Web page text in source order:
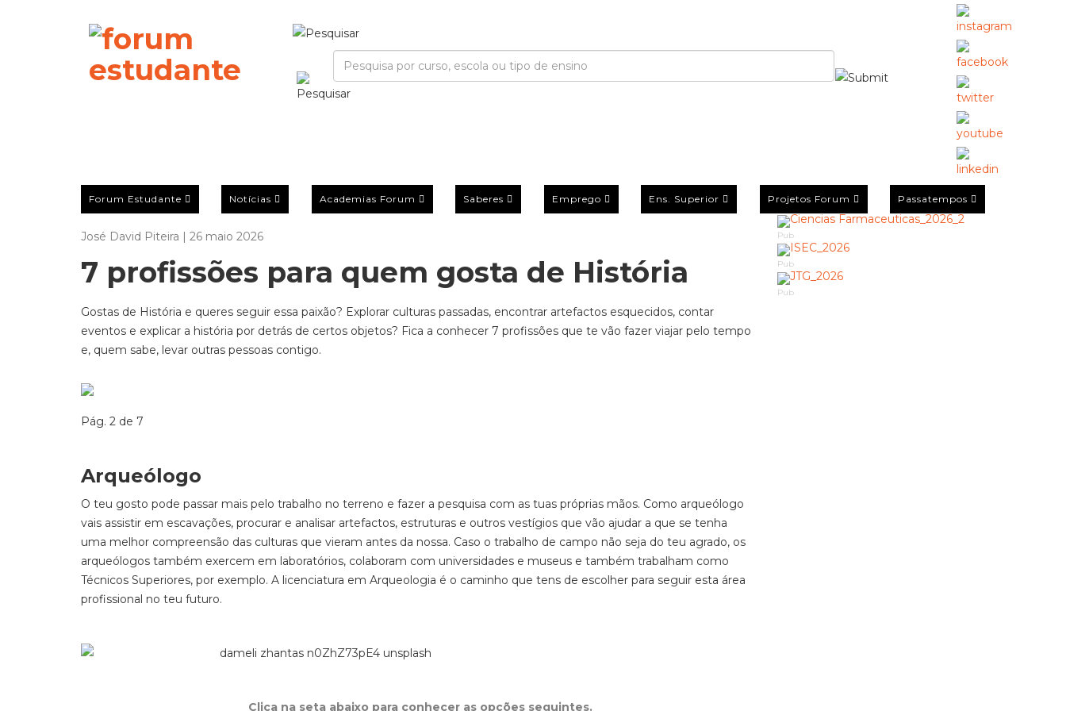
Forum Estudante Notícias Academias Forum Saberes Emprego Ens. Superior Projetos Forum Passatempos
José David Piteira | 26 maio 2026
7 profissões para quem gosta de História
Gostas de História e queres seguir essa paixão? Explorar culturas passadas, encontrar artefactos esquecidos, contar
eventos e explicar a história por detrás de certos objetos? Fica a conhecer 7 profissões que te vão fazer viajar pelo tempo
e, quem sabe, levar outras pessoas contigo.
Pág. 2 de 7
Arqueólogo
O teu gosto pode passar mais pelo trabalho no terreno e fazer a pesquisa com as tuas próprias mãos. Como arqueólogo
vais assistir em escavações, procurar e analisar artefactos, estruturas e outros vestígios que vão ajudar a que se tenha
uma melhor compreensão das culturas que vieram antes da nossa. Caso o trabalho de campo não seja do teu agrado, os
arqueólogos também exercem em laboratórios, colaboram com universidades e museus e também trabalham como
Técnicos Superiores, por exemplo. A licenciatura em Arqueologia é o caminho que tens de escolher para seguir esta área
profissional no teu futuro.
Clica na seta abaixo para conhecer as opções seguintes.
Pub
Pub
Pub